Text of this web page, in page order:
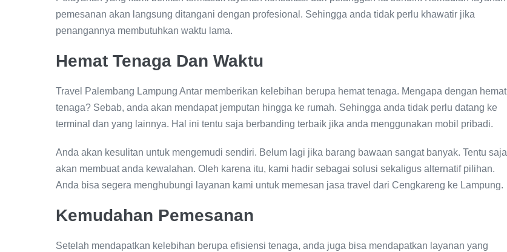
pemesanan akan langsung ditangani dengan profesional. Sehingga anda tidak perlu khawatir jika
penangannya membutuhkan waktu lama.
Hemat Tenaga Dan Waktu
Travel Palembang Lampung Antar memberikan kelebihan berupa hemat tenaga. Mengapa dengan hemat
tenaga? Sebab, anda akan mendapat jemputan hingga ke rumah. Sehingga anda tidak perlu datang ke
terminal dan yang lainnya. Hal ini tentu saja berbanding terbaik jika anda menggunakan mobil pribadi.
Anda akan kesulitan untuk mengemudi sendiri. Belum lagi jika barang bawaan sangat banyak. Tentu saja
akan membuat anda kewalahan. Oleh karena itu, kami hadir sebagai solusi sekaligus alternatif pilihan.
Anda bisa segera menghubungi layanan kami untuk memesan jasa travel dari Cengkareng ke Lampung.
Kemudahan Pemesanan
Setelah mendapatkan kelebihan berupa efisiensi tenaga, anda juga bisa mendapatkan layanan yang